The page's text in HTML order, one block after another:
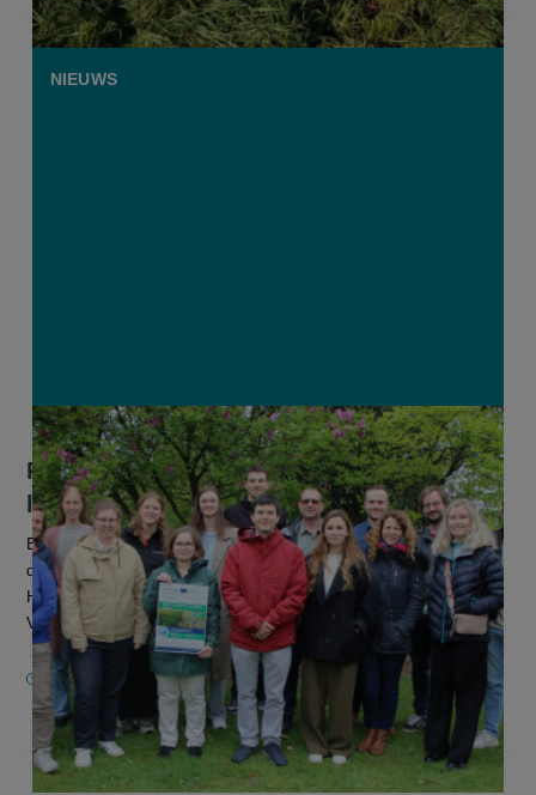
Project HydroSoilWise redt de
landbouw van bij de bodem
Een efficiënte maar toch klimaatrobuuste land- en tuinbouw:
dat is de opgave waar heel Europa zich vandaag over buigt.
Het Europese Interregproject HydroSoilWise, getrokken door
Viaverda, mo...
5 JUNI 2025
NIEUWS